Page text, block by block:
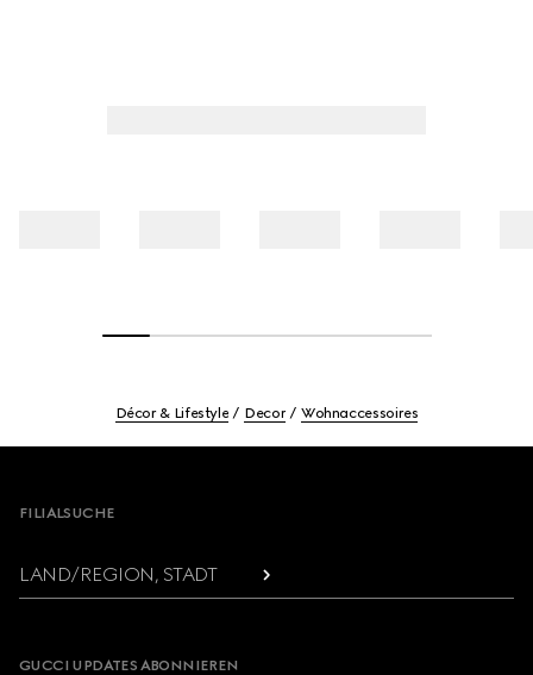
Décor & Lifestyle Decor Wohnaccessoires
FILIALSUCHE
LAND/REGION, STADT
GUCCI UPDATES ABONNIEREN